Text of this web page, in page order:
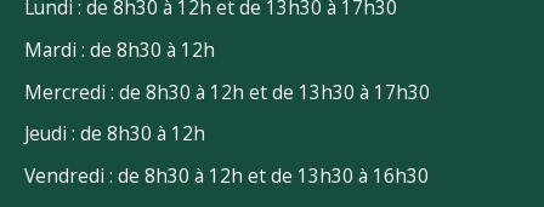
Lundi : de 8h30 à 12h et de 13h30 à 17h30
Mardi : de 8h30 à 12h
Mercredi : de 8h30 à 12h et de 13h30 à 17h30
Jeudi : de 8h30 à 12h
Vendredi : de 8h30 à 12h et de 13h30 à 16h30